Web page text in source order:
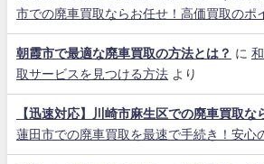
市での廃車買取ならお任せ！高価買取のポ
朝霞市で最適な廃車買取の方法とは？ に
取サービスを見つける方法 より
【迅速対応】川崎市麻生区での廃車買取な
蓮田市での廃車買取を最速で手続き！安心